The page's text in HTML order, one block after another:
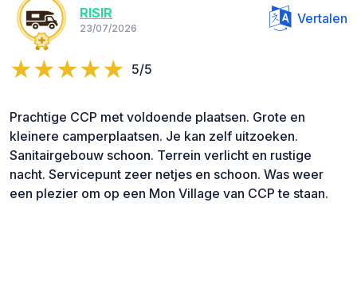
RISIR
23/07/2026
Vertalen
5/5
Prachtige CCP met voldoende plaatsen. Grote en
kleinere camperplaatsen. Je kan zelf uitzoeken.
Sanitairgebouw schoon. Terrein verlicht en rustige
nacht. Servicepunt zeer netjes en schoon. Was weer
een plezier om op een Mon Village van CCP te staan.